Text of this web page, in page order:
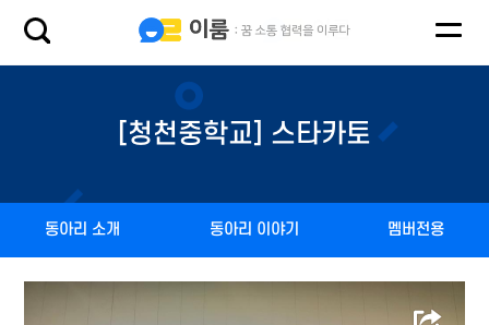
[청천중학교] 스타카토
동아리 소개 동아리 이야기 멤버전용